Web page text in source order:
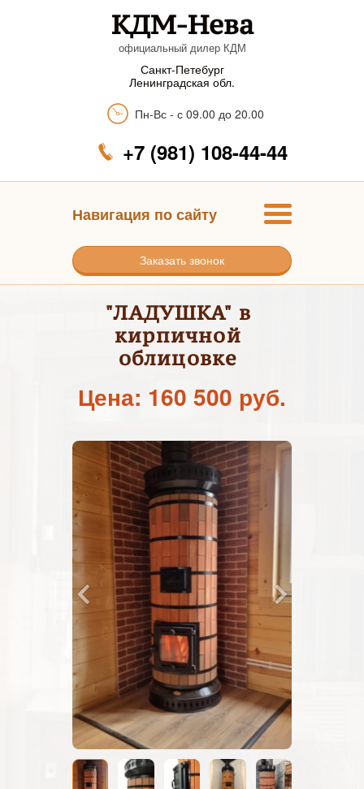
КДМ-Нева
официальный дилер КДМ
Санкт-Петебург
Ленинградская обл.
Пн-Вс - с 09.00 до 20.00
+7 (981) 108-44-44
Навигация по сайту
Заказать звонок
"ЛАДУШКА" в
кирпичной
облицовке
Цена: 160 500 руб.